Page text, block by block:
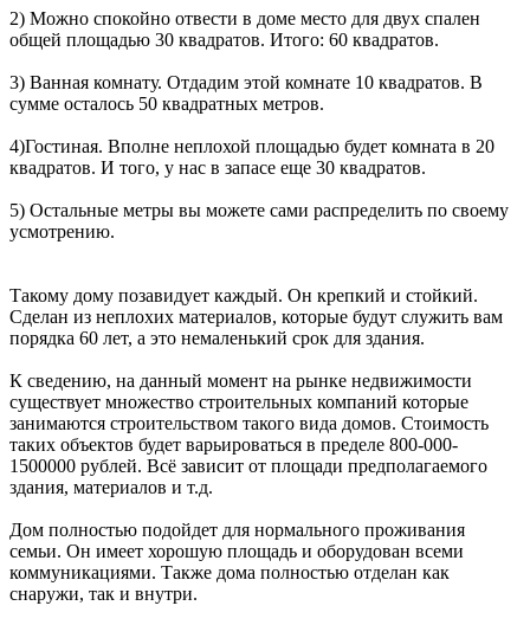
2) Можно спокойно отвести в доме место для двух спален
общей площадью 30 квадратов. Итого: 60 квадратов.
3) Ванная комнату. Отдадим этой комнате 10 квадратов. В
сумме осталось 50 квадратных метров.
4)Гостиная. Вполне неплохой площадью будет комната в 20
квадратов. И того, у нас в запасе еще 30 квадратов.
5) Остальные метры вы можете сами распределить по своему
усмотрению.
Такому дому позавидует каждый. Он крепкий и стойкий.
Сделан из неплохих материалов, которые будут служить вам
порядка 60 лет, а это немаленький срок для здания.
К сведению, на данный момент на рынке недвижимости
существует множество строительных компаний которые
занимаются строительством такого вида домов. Стоимость
таких объектов будет варьироваться в пределе 800-000-
1500000 рублей. Всё зависит от площади предполагаемого
здания, материалов и т.д.
Дом полностью подойдет для нормального проживания
семьи. Он имеет хорошую площадь и оборудован всеми
коммуникациями. Также дома полностью отделан как
снаружи, так и внутри.